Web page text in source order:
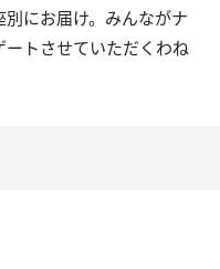
にお届け。みんながナ
トさせていただくわね